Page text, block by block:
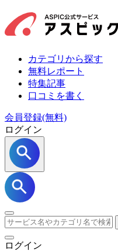
カテゴリから探す
無料レポート
特集記事
口コミを書く
会員登録(無料)
ログイン
ログイン